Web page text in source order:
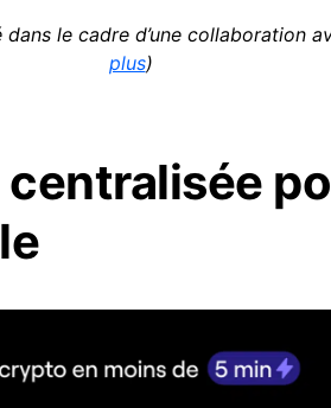
le cadre d’une collaboration
plus)